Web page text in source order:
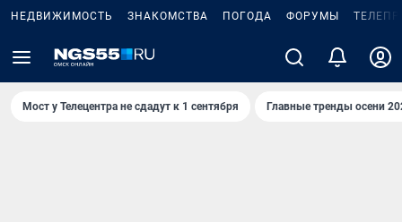
НЕДВИЖИМОСТЬ ЗНАКОМСТВА ПОГОДА ФОРУМЫ
Мост у Телецентра не сдадут к 1 сентября Главные тренды осени